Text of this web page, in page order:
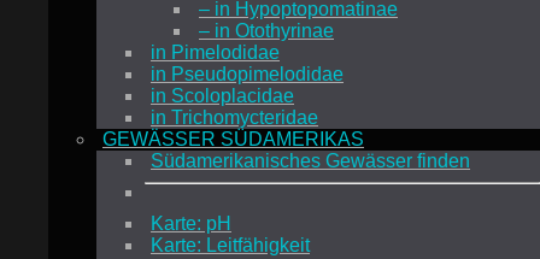
– in Hypoptopomatinae
– in Otothyrinae
in Pimelodidae
in Pseudopimelodidae
in Scoloplacidae
in Trichomycteridae
GEWÄSSER SÜDAMERIKAS
Südamerikanisches Gewässer finden
Karte: pH
Karte: Leitfähigkeit